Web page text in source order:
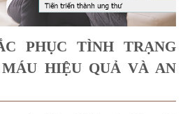
PHỤC TÌNH TRẠNG
HIỆU QUẢ VÀ AN